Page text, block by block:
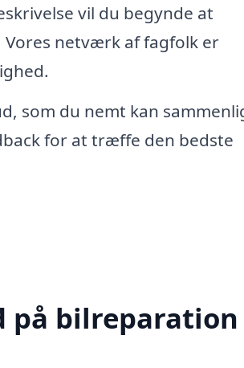
vil du begynde at
netværk af fagfolk er
som du nemt kan
for at træffe den bedste
på bilreparation